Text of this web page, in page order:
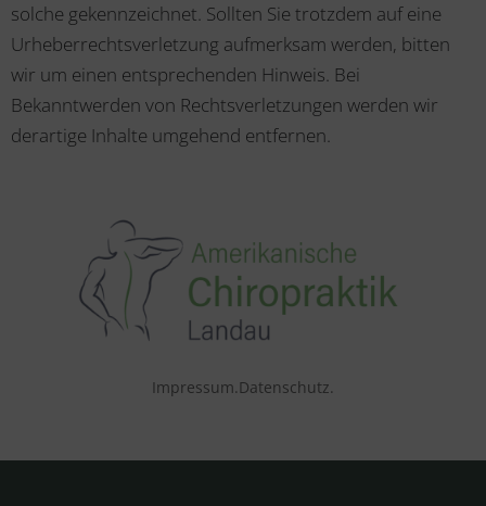
solche gekennzeichnet. Sollten Sie trotzdem auf eine
Urheberrechtsverletzung aufmerksam werden, bitten
wir um einen entsprechenden Hinweis. Bei
Bekanntwerden von Rechtsverletzungen werden wir
derartige Inhalte umgehend entfernen.
Impressum.Datenschutz.